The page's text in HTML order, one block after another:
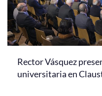
Rector Vásquez
universitaria en